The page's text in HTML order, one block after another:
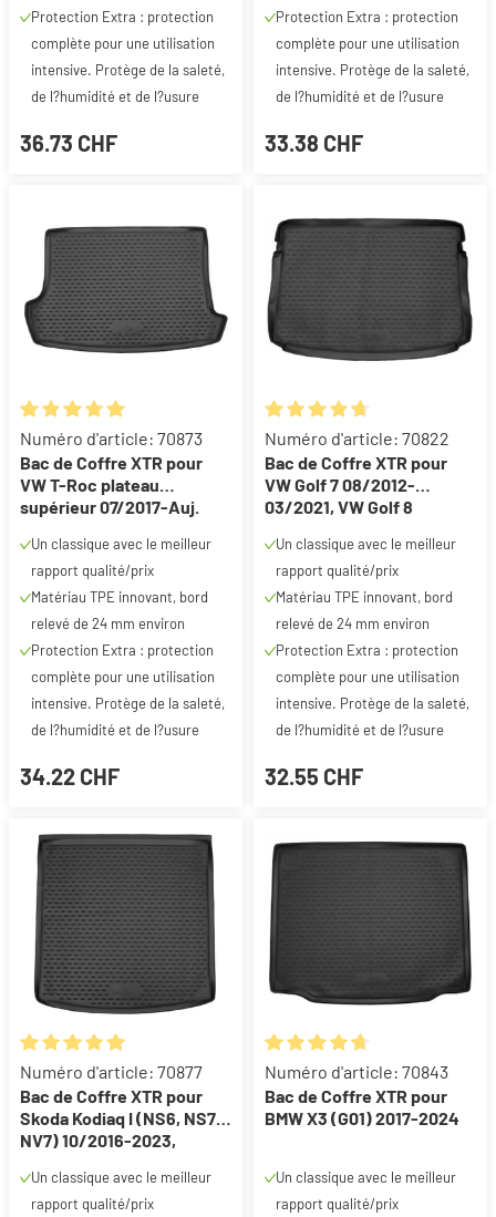
Protection Extra : protection
complète pour une utilisation
intensive. Protège de la saleté,
de l?humidité et de l?usure
36.73 CHF
Protection Extra : protection
complète pour une utilisation
intensive. Protège de la saleté,
de l?humidité et de l?usure
33.38 CHF
Note moyenne de 5 sur 5 étoiles
Numéro d'article: 70873
Bac de Coffre XTR pour
VW T-Roc plateau
supérieur 07/2017-Auj.
Un classique avec le meilleur
rapport qualité/prix
Matériau TPE innovant, bord
relevé de 24 mm environ
Protection Extra : protection
complète pour une utilisation
intensive. Protège de la saleté,
de l?humidité et de l?usure
34.22 CHF
Note moyenne de 4.85 sur 5
Numéro d'article: 70822
Bac de Coffre XTR pour
VW Golf 7 08/2012-
03/2021, VW Golf 8
Un classique avec le meilleur
rapport qualité/prix
Matériau TPE innovant, bord
relevé de 24 mm environ
Protection Extra : protection
complète pour une utilisation
intensive. Protège de la saleté,
de l?humidité et de l?usure
32.55 CHF
Note moyenne de 4.91 sur 5 étoiles
Numéro d'article: 70877
Bac de Coffre XTR pour
Skoda Kodiaq I (NS6, NS7,
NV7) 10/2016-2023,
supérieur
Un classique avec le meilleur
rapport qualité/prix
Note moyenne de 4.87 sur 5
Numéro d'article: 70843
Bac de Coffre XTR pour
BMW X3 (G01) 2017-2024
Un classique avec le meilleur
rapport qualité/prix